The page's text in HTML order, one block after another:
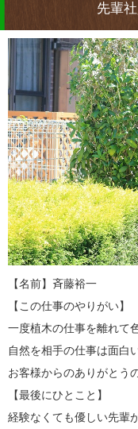
先輩
【名前】斉藤裕一
【この仕事のやりがい】
一度植木の仕事を離れて
自然を相手の仕事は面白
お客様からのありがとう
【最後にひとこと】
経験なくても優しい先輩